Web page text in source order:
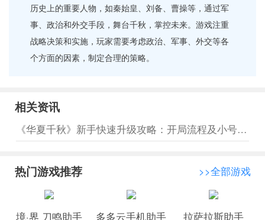
历史上的重要人物，如秦始皇、刘备、曹操等，通过军
事、政治和外交手段，舞台千秋，掌控未来。游戏注重
战略决策和实施，玩家需要考虑政治、军事、外交等各
个方面的因素，制定合理的策略。
相关资讯
《华夏千秋》新手快速升级攻略：开局流程及小号多开速刷资源玩法
热门游戏推荐 >>全部游戏
境·界 刀鸣助手 多多云手机助手 拉萨拉斯助手